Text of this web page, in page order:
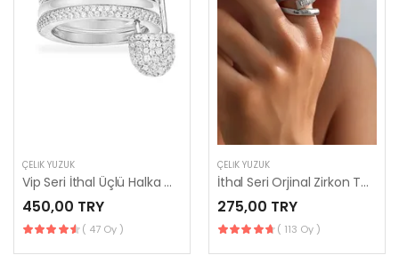
ÇELIK YÜZÜK
Vip Seri İthal Üçlü Halka Çengelli İğne Yüzük
450,00 TRY
( 47 Oy )
ÇELIK YÜZÜK
İthal Seri Orjinal Zirkon Taşlı Ayarlanabilir Yüzük
275,00 TRY
( 113 Oy )